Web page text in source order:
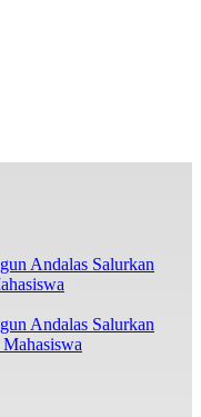
Andalas Salurkan